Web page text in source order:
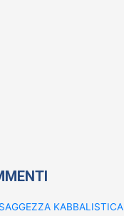
KABBALISTICA